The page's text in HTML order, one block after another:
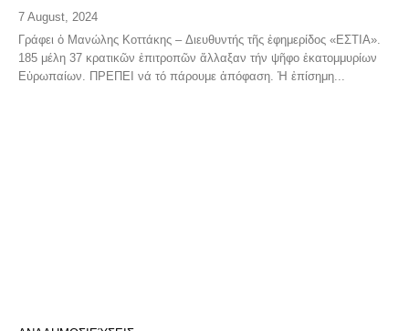
7 August, 2024
Γράφει ὁ Μανώλης Κοττάκης – Διευθυντής τῆς ἐφημερίδος «ΕΣΤΙΑ».
185 μέλη 37 κρατικῶν ἐπιτροπῶν ἄλλαξαν τήν ψῆφο ἑκατομμυρίων
Εὐρωπαίων. ΠΡΕΠΕΙ νά τό πάρουμε ἀπόφαση. Ἡ ἐπίσημη...